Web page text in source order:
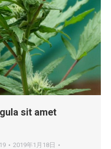
sit amet
2019年1月18日